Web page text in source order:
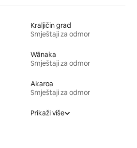
Kraljičin grad
Smještaji za odmor
Wānaka
Smještaji za odmor
Akaroa
Smještaji za odmor
Prikaži više